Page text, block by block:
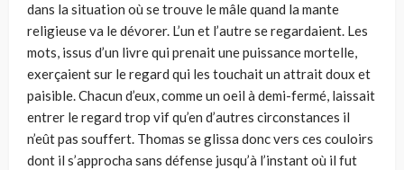
dans la situation où se trouve le mâle quand la mante
religieuse va le dévorer. L’un et l’autre se regardaient. Les
mots, issus d’un livre qui prenait une puissance mortelle,
exerçaient sur le regard qui les touchait un attrait doux et
paisible. Chacun d’eux, comme un oeil à demi-fermé, laissait
entrer le regard trop vif qu’en d’autres circonstances il
n’eût pas souffert. Thomas se glissa donc vers ces couloirs
dont il s’approcha sans défense jusqu’à l’instant où il fut